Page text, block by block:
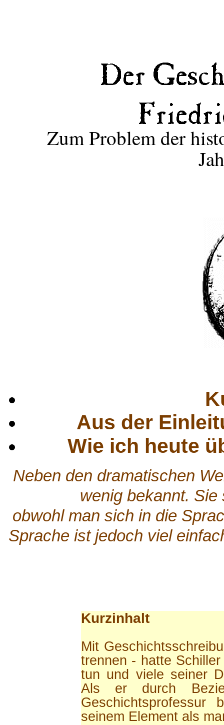
Zum Problem der
Aus der
Wie ich heute
Neben den dramatischen
wenig bekannt.
obwohl man sich in die
Sprache ist jedoch viel
Kurzinhalt
Mit
trennen - hatte
tun und viele seiner
Als er durch
seinem Element als